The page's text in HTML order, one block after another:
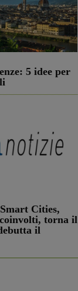
5 idee per
Cities,
torna il
il